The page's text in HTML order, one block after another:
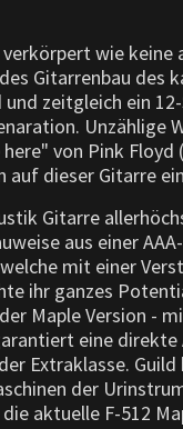
verkörpert wie keine
Gitarrenbau des
und zeitgleich ein
Unzählige
von Pink Floyd
auf dieser Gitarre
Gitarre
aus einer
mit einer
ihr ganzes
Maple Version -
eine direkte
Extraklasse.
der
aktuelle F-512